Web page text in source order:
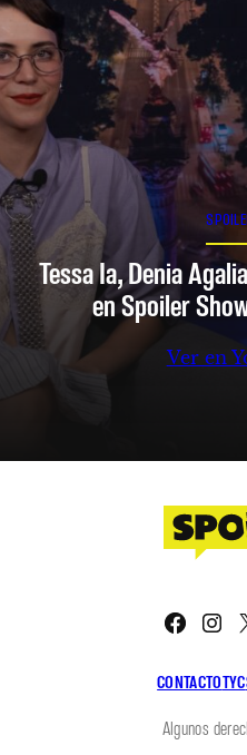
Tessa Ia, Denia
en Spoiler
Ver en
CONTACTOTYC
Algunos